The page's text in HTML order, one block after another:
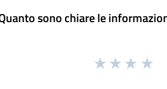
sono chiare le